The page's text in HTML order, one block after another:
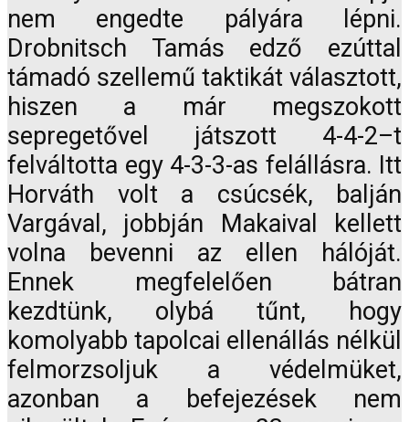
nem engedte pályára lépni.
Drobnitsch Tamás edző ezúttal
támadó szellemű taktikát választott,
hiszen a már megszokott
sepregetővel játszott 4-4-2–t
felváltotta egy 4-3-3-as felállásra. Itt
Horváth volt a csúcsék, balján
Vargával, jobbján Makaival kellett
volna bevenni az ellen hálóját.
Ennek megfelelően bátran
kezdtünk, olybá tűnt, hogy
komolyabb tapolcai ellenállás nélkül
felmorzsoljuk a védelmüket,
azonban a befejezések nem